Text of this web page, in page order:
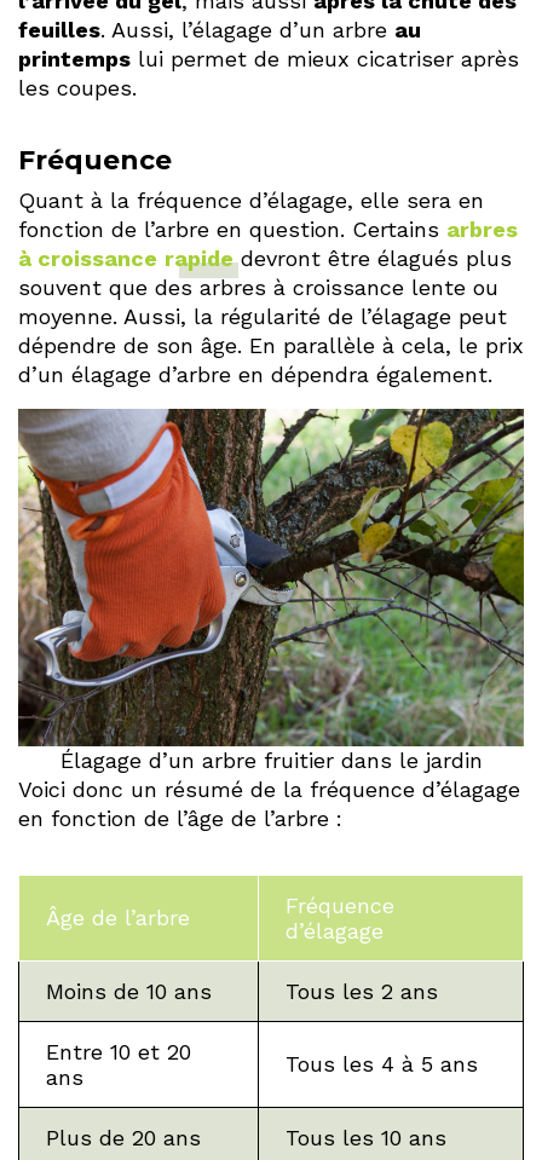
feuilles. Aussi, l’élagage d’un arbre au
printemps lui permet de mieux cicatriser après
les coupes.
Fréquence
Quant à la fréquence d’élagage, elle sera en
fonction de l’arbre en question. Certains arbres
à croissance rapidedevront être élagués plus
souvent que des arbres à croissance lente ou
moyenne. Aussi, la régularité de l’élagage peut
dépendre de son âge. En parallèle à cela, le prix
d’un élagage d’arbre en dépendra également.
Élagage d’un arbre fruitier dans le jardin
Voici donc un résumé de la fréquence d’élagage
en fonction de l’âge de l’arbre :
Âge de l’arbre
Fréquence
d’élagage
Moins de 10 ans Tous les 2 ans
Entre 10 et 20
ans
Tous les 4 à 5 ans
Plus de 20 ans Tous les 10 ans